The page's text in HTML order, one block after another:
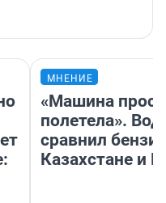
МНЕНИЕ
«Машина
полетела».
сравнил
Казахстане и